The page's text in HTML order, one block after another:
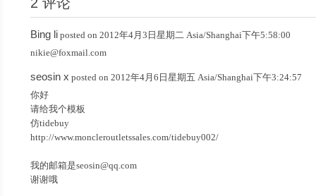
Bing li posted on 2012年4月3日星期二 Asia/Shanghai下午5:58:00
nikie@foxmail.com
seosin x posted on 2012年4月6日星期五 Asia/Shanghai下午3:24:57
你好
请给我个模板
仿tidebuy
http://www.moncleroutletssales.com/tidebuy002/
我的邮箱是seosin@qq.com
谢谢哦